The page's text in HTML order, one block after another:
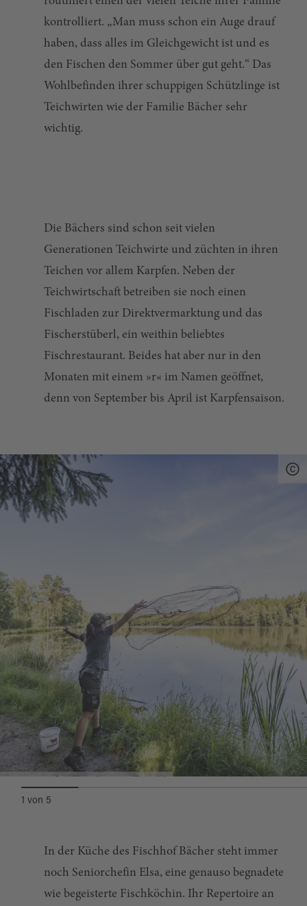
kontrolliert. „Man muss schon ein Auge drauf
haben, dass alles im Gleichgewicht ist und es
den Fischen den Sommer über gut geht.“ Das
Wohlbefinden ihrer schuppigen Schützlinge ist
Teichwirten wie der Familie Bächer sehr
wichtig.
Die Bächers sind schon seit vielen
Generationen Teichwirte und züchten in ihren
Teichen vor allem Karpfen. Neben der
Teichwirtschaft betreiben sie noch einen
Fischladen zur Direktvermarktung und das
Fischerstüberl, ein weithin beliebtes
Fischrestaurant. Beides hat aber nur in den
Monaten mit einem »r« im Namen geöffnet,
denn von September bis April ist Karpfensaison.
1 von 5
In der Küche des Fischhof Bächer steht immer
noch Seniorchefin Elsa, eine genauso begnadete
wie begeisterte Fischköchin. Ihr Repertoire an